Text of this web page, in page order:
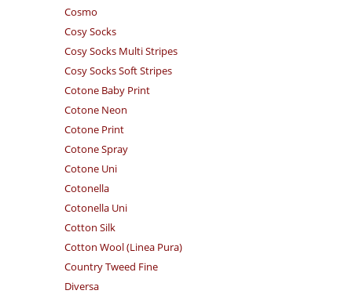
Cosmo
Cosy Socks
Cosy Socks Multi Stripes
Cosy Socks Soft Stripes
Cotone Baby Print
Cotone Neon
Cotone Print
Cotone Spray
Cotone Uni
Cotonella
Cotonella Uni
Cotton Silk
Cotton Wool (Linea Pura)
Country Tweed Fine
Diversa